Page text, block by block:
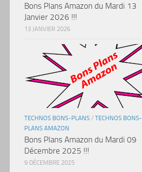
Bons Plans Amazon du Mardi 13
Janvier 2026 !!!
13 JANVIER 2026
TECHNOS BONS-PLANS / TECHNOS BONS-
PLANS AMAZON
Bons Plans Amazon du Mardi 09
Décembre 2025 !!!
9 DÉCEMBRE 2025